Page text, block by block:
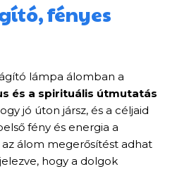
fényes
lámpa álomban a
és a spirituális útmutatás
jó úton jársz, és a céljaid
fény és energia a
álom megerősítést adhat
hogy a dolgok